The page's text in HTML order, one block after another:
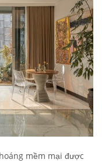
mềm mại được